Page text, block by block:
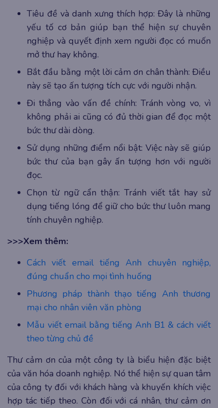
Tiêu đề và danh xưng thích hợp: Đây là những
yếu tố cơ bản giúp bạn thể hiện sự chuyên
nghiệp và quyết định xem người đọc có muốn
mở thư hay không.
Bắt đầu bằng một lời cảm ơn chân thành: Điều
này sẽ tạo ấn tượng tích cực với người nhận.
Đi thẳng vào vấn đề chính: Tránh vòng vo, vì
không phải ai cũng có đủ thời gian để đọc một
bức thư dài dòng.
Sử dụng những điểm nổi bật: Việc này sẽ giúp
bức thư của bạn gây ấn tượng hơn với người
đọc.
Chọn từ ngữ cẩn thận: Tránh viết tắt hay sử
dụng tiếng lóng để giữ cho bức thư luôn mang
tính chuyên nghiệp.
>>>Xem thêm:
Cách viết email tiếng Anh chuyên nghiệp,
đúng chuẩn cho mọi tình huống
Phương pháp thành thạo tiếng Anh thương
mại cho nhân viên văn phòng
Mẫu viết email bằng tiếng Anh B1 & cách viết
theo từng chủ đề
Thư cảm ơn của một công ty là biểu hiện đặc biệt
của văn hóa doanh nghiệp. Nó thể hiện sự quan tâm
của công ty đối với khách hàng và khuyến khích việc
hợp tác tiếp theo. Còn đối với cá nhân, thư cảm ơn